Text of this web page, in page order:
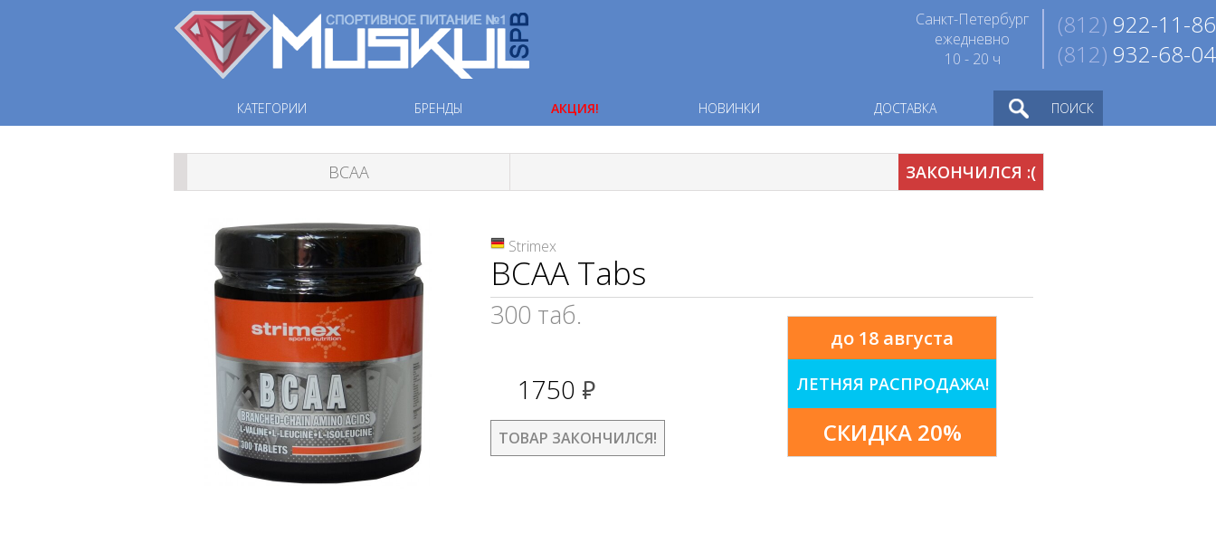
(812) 922-11-86
(812) 932-68-04
Санкт-Петербург
ежедневно
10 - 20 ч
КАТЕГОРИИ БРЕНДЫ АКЦИЯ! НОВИНКИ ДОСТАВКА ПОИСК
ВСАА ЗАКОНЧИЛСЯ :(
Strimex
BCAA Tabs
300 таб.
1750 руб.
ТОВАР ЗАКОНЧИЛСЯ!
до 18 августа
ЛЕТНЯЯ РАСПРОДАЖА!
СКИДКА 20%